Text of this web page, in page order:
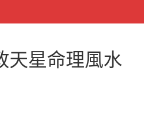
天星命理風水